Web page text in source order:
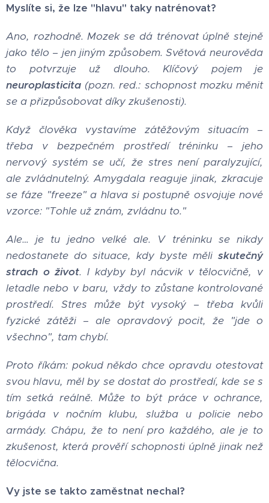
Myslíte si, že lze "hlavu" taky natrénovat?
Ano, rozhodně. Mozek se dá trénovat úplně stejně
jako tělo – jen jiným způsobem. Světová neurověda
to potvrzuje už dlouho. Klíčový pojem je
neuroplasticita (pozn. red.: schopnost mozku měnit
se a přizpůsobovat díky zkušenosti).
Když člověka vystavíme zátěžovým situacím –
třeba v bezpečném prostředí tréninku – jeho
nervový systém se učí, že stres není paralyzující,
ale zvládnutelný. Amygdala reaguje jinak, zkracuje
se fáze "freeze" a hlava si postupně osvojuje nové
vzorce: "Tohle už znám, zvládnu to."
Ale… je tu jedno velké ale. V tréninku se nikdy
nedostanete do situace, kdy byste měli skutečný
strach o život. I kdyby byl nácvik v tělocvičně, v
letadle nebo v baru, vždy to zůstane kontrolované
prostředí. Stres může být vysoký – třeba kvůli
fyzické zátěži – ale opravdový pocit, že "jde o
všechno", tam chybí.
Proto říkám: pokud někdo chce opravdu otestovat
svou hlavu, měl by se dostat do prostředí, kde se s
tím setká reálně. Může to být práce v ochrance,
brigáda v nočním klubu, služba u policie nebo
armády. Chápu, že to není pro každého, ale je to
zkušenost, která prověří schopnosti úplně jinak než
tělocvična.
Vy jste se takto zaměstnat nechal?